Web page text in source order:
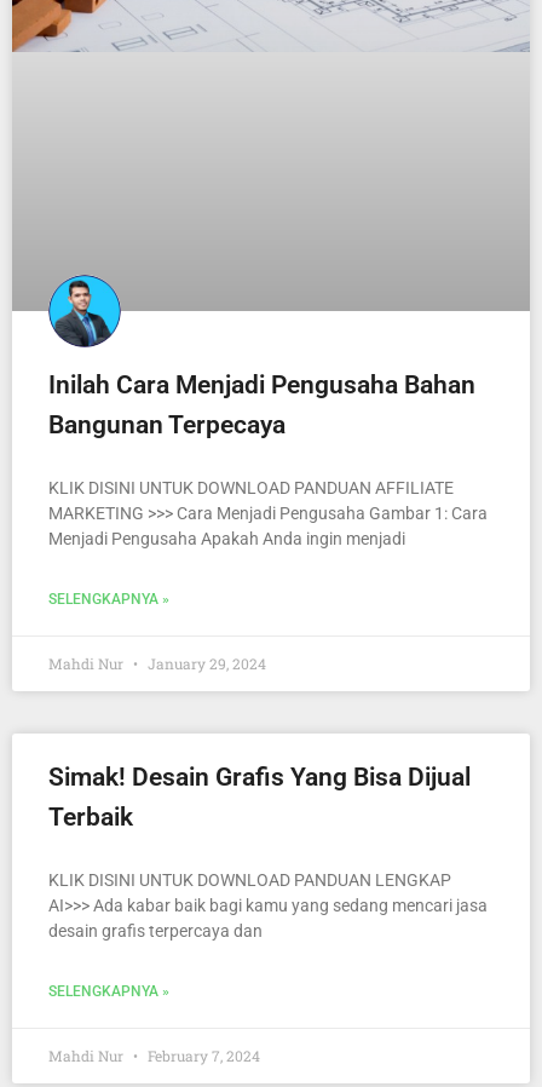
Inilah Cara Menjadi Pengusaha Bahan
Bangunan Terpecaya
KLIK DISINI UNTUK DOWNLOAD PANDUAN AFFILIATE
MARKETING >>> Cara Menjadi Pengusaha Gambar 1: Cara
Menjadi Pengusaha Apakah Anda ingin menjadi
SELENGKAPNYA »
Mahdi Nur January 29, 2024
Simak! Desain Grafis Yang Bisa Dijual
Terbaik
KLIK DISINI UNTUK DOWNLOAD PANDUAN LENGKAP
AI>>> Ada kabar baik bagi kamu yang sedang mencari jasa
desain grafis terpercaya dan
SELENGKAPNYA »
Mahdi Nur February 7, 2024